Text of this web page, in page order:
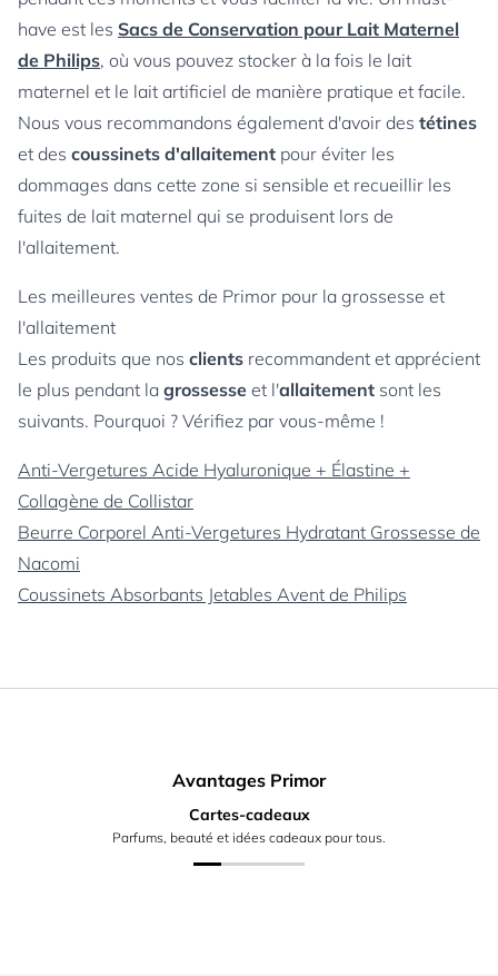
have est les Sacs de Conservation pour Lait Maternel
de Philips, où vous pouvez stocker à la fois le lait
maternel et le lait artificiel de manière pratique et facile.
Nous vous recommandons également d'avoir des tétines
et des coussinets d'allaitement pour éviter les
dommages dans cette zone si sensible et recueillir les
fuites de lait maternel qui se produisent lors de
l'allaitement.
Les meilleures ventes de Primor pour la grossesse et
l'allaitement
Les produits que nos clients recommandent et apprécient
le plus pendant la grossesse et l'allaitement sont les
suivants. Pourquoi ? Vérifiez par vous-même !
Anti-Vergetures Acide Hyaluronique + Élastine +
Collagène de Collistar
Beurre Corporel Anti-Vergetures Hydratant Grossesse de
Nacomi
Coussinets Absorbants Jetables Avent de Philips
Avantages Primor
Cartes-cadeaux
Parfums, beauté et idées cadeaux pour tous.